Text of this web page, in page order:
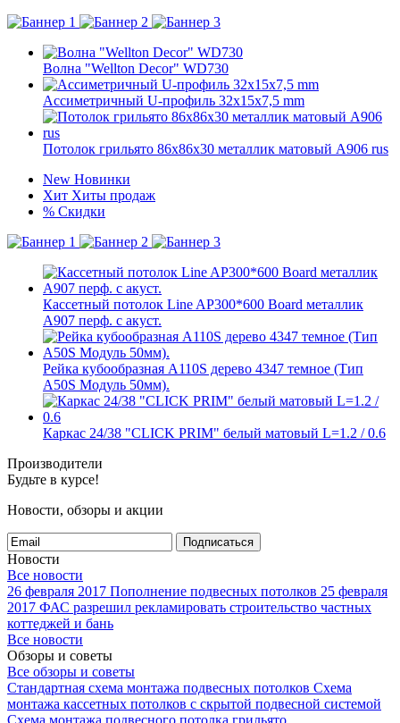
Волна "Wellton Decor" WD730
Ассиметричный U-профиль 32x15x7,5 mm
Потолок грильято 86х86х30 металлик матовый А906 rus
New Новинки
Хит Хиты продаж
% Скидки
Кассетный потолок Line AP300*600 Board металлик
А907 перф. с акуст.
Рейка кубообразная A110S дерево 4347 темное (Тип
A50S Модуль 50мм).
Каркас 24/38 "CLICK PRIM" белый матовый L=1.2 / 0.6
Производители
Будьте в курсе!
Новости, обзоры и акции
Подписаться
Новости
Все новости
26 февраля 2017 Пополнение подвесных потолков 25 февраля
2017 ФАС разрешил рекламировать строительство частных
коттеджей и бань
Все новости
Обзоры и советы
Все обзоры и советы
Стандартная схема монтажа подвесных потолков Схема
монтажа кассетных потолков с скрытой подвесной системой
Схема монтажа подвесного потолка грильято